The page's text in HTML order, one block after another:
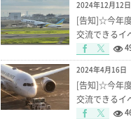
2024年12月12日
[告知]☆今年
交流できる
2024年4月16日
[告知]☆今年
交流できる